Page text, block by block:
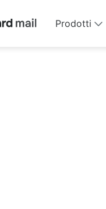
Prodotti